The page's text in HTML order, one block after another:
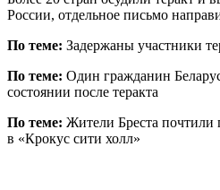
России, отдельное письмо
По теме: Задержаны участники
По теме: Один гражданин
состоянии после теракта
По теме: Жители Бреста почтили
в «Крокус сити холл»